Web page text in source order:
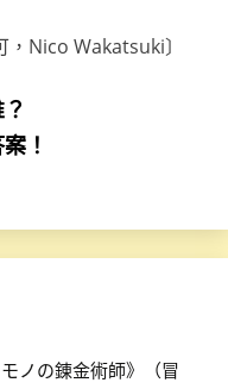
！
ノの錬金術師》（冒